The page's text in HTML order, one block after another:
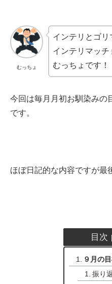
むっちょ
インテリとゴ
インテリマッチ
むっちょです！
今回は毎月月初お馴染みの
です。
ほぼ日記的な内容ですが最
目次
９月の
振り